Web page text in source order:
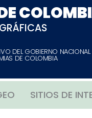
DEL GOBIERNO NACIONAL
DE COLOMBIA
SITIOS DE